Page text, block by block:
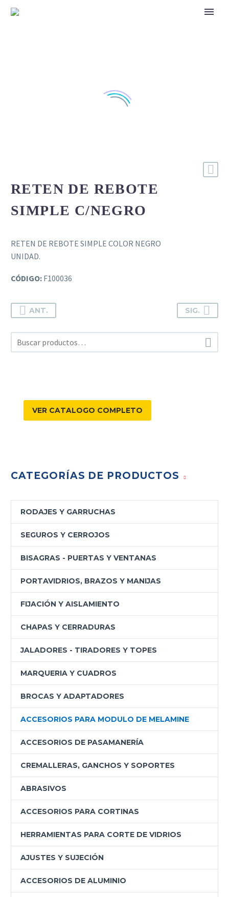
RETEN DE REBOTE
SIMPLE C/NEGRO
RETEN DE REBOTE SIMPLE COLOR NEGRO
UNIDAD.
CÓDIGO: F100036
ANT. SIG.

VER CATALOGO COMPLETO
CATEGORÍAS DE PRODUCTOS
RODAJES Y GARRUCHAS
SEGUROS Y CERROJOS
BISAGRAS - PUERTAS Y VENTANAS
PORTAVIDRIOS, BRAZOS Y MANIJAS
FIJACIÓN Y AISLAMIENTO
CHAPAS Y CERRADURAS
JALADORES - TIRADORES Y TOPES
MARQUERIA Y CUADROS
BROCAS Y ADAPTADORES
ACCESORIOS PARA MODULO DE MELAMINE
ACCESORIOS DE PASAMANERÍA
CREMALLERAS, GANCHOS Y SOPORTES
ABRASIVOS
ACCESORIOS PARA CORTINAS
HERRAMIENTAS PARA CORTE DE VIDRIOS
AJUSTES Y SUJECIÓN
ACCESORIOS DE ALUMINIO